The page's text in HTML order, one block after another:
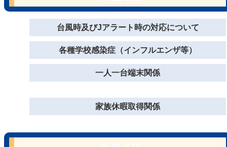
台風時及びJアラート時の対応について
各種学校感染症（インフルエンザ等）
一人一台端末関係
家族休暇取得関係